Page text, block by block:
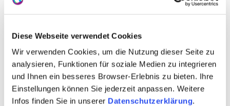
Diese Webseite verwendet Cookies
Wir verwenden Cookies, um die Nutzung dieser Seite zu
analysieren, Funktionen für soziale Medien zu integrieren
und Ihnen ein besseres Browser-Erlebnis zu bieten. Ihre
Einstellungen können Sie jederzeit anpassen. Weitere
Infos finden Sie in unserer Datenschutzerklärung.
www.saraheichenauer.de/yogaweingutsanslorch Yoga in
de idyllische tuin van Wijnhuis Sans-Lorch in
Nackenheim – zachte yoga tussen de wijnranken,
efolgt door een wijnproeverij met de pas bekroonde
jonge wijnmaakster Jasmin.